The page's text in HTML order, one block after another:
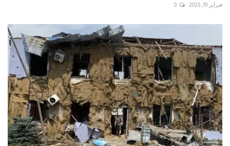
فبراير 19, 2025 0